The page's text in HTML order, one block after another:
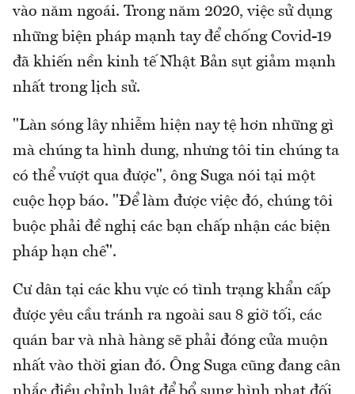
vào năm ngoái. Trong năm 2020, việc sử dụng
những biện pháp mạnh tay để chống Covid-19
đã khiến nền kinh tế Nhật Bản sụt giảm mạnh
nhất trong lịch sử.
"Làn sóng lây nhiễm hiện nay tệ hơn những gì
mà chúng ta hình dung, nhưng tôi tin chúng ta
có thể vượt qua được", ông Suga nói tại một
cuộc họp báo. "Để làm được việc đó, chúng tôi
buộc phải đề nghị các bạn chấp nhận các biện
pháp hạn chế".
Cư dân tại các khu vực có tình trạng khẩn cấp
được yêu cầu tránh ra ngoài sau 8 giờ tối, các
quán bar và nhà hàng sẽ phải đóng cửa muộn
nhất vào thời gian đó. Ông Suga cũng đang cân